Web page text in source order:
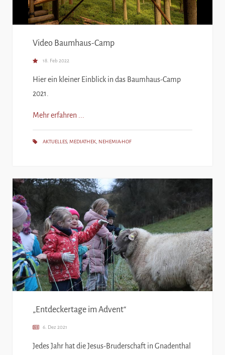
Video Baumhaus-Camp
18. Feb 2022
Hier ein kleiner Einblick in das Baumhaus-Camp
2021.
Mehr erfahren ...
AKTUELLES, MEDIATHEK NEHEMIA-HOF
„Entdeckertage im Advent“
6. Dez 2021
Jedes Jahr hat die Jesus-Bruderschaft in Gnadenthal